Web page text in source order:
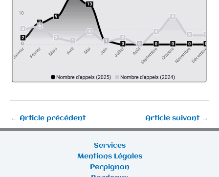
← Article précédent Article suivant →
Services
Mentions Légales
Perpignan